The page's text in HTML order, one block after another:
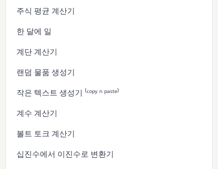
주식 평균 계산기
한 달에 일
계단 계산기
랜덤 물품 생성기
작은 텍스트 생성기 ⁽ᶜᵒᵖʸ ⁿ ᵖᵃˢᵗᵉ⁾
계수 계산기
볼트 토크 계산기
십진수에서 이진수로 변환기